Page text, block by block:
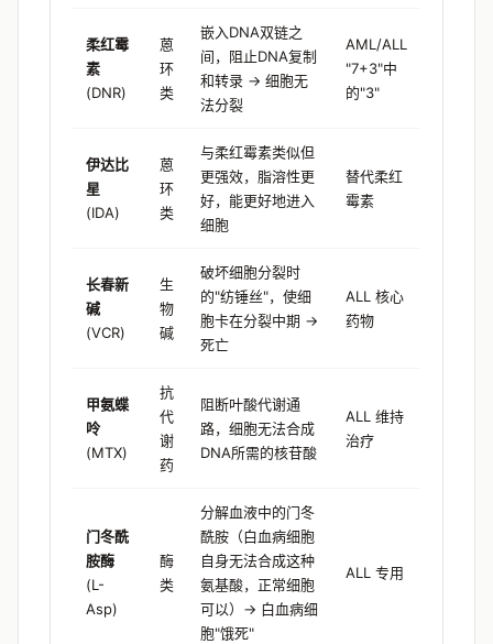
柔红霉
素
(DNR)
蒽
环
类
嵌入DNA双链之
间，阻止DNA复制
和转录 → 细胞无
法分裂
AML/ALL
"7+3"中
的"3"
伊达比
星
(IDA)
蒽
环
类
与柔红霉素类似但
更强效，脂溶性更
好，能更好地进入
细胞
替代柔红
霉素
长春新
碱
(VCR)
生
物
碱
破坏细胞分裂时
的"纺锤丝"，使细
胞卡在分裂中期 →
死亡
ALL 核心
药物
甲氨蝶
呤
(MTX)
抗
代
谢
药
阻断叶酸代谢通
路，细胞无法合成
DNA所需的核苷酸
ALL 维持
治疗
门冬酰
胺酶
(L-
Asp)
酶
类
分解血液中的门冬
酰胺（白血病细胞
自身无法合成这种
氨基酸，正常细胞
可以）→ 白血病细
胞"饿死"
ALL 专用